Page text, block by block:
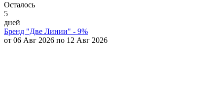
Осталось
5
дней
Бренд "Две Линии" - 9%
от 06 Авг 2026 по 12 Авг 2026